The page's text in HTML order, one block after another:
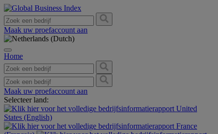
Maak uw proefaccount aan
Home
Maak uw proefaccount aan
Selecteer land:
United
States (English)
France